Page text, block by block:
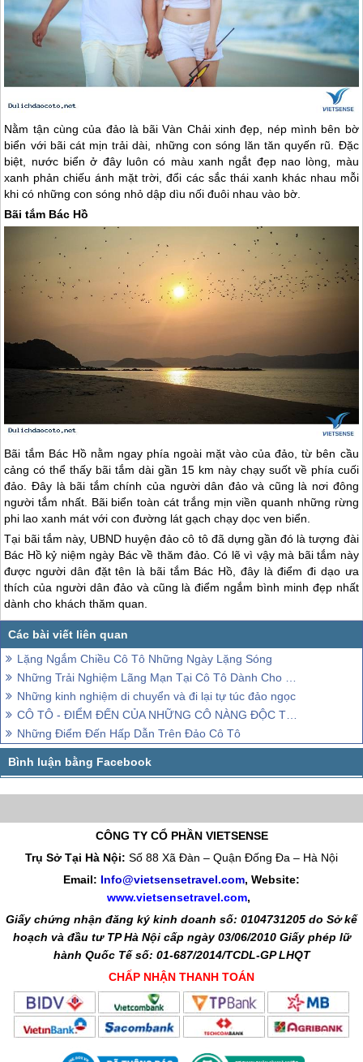
Nằm tận cùng của đảo là bãi Vàn Chải xinh đẹp, nép mình bên bờ
biển với bãi cát mịn trải dài, những con sóng lăn tăn quyến rũ. Đặc
biệt, nước biển ở đây luôn có màu xanh ngắt đẹp nao lòng, màu
xanh phản chiếu ánh mặt trời, đổi các sắc thái xanh khác nhau mỗi
khi có những con sóng nhỏ dập dìu nối đuôi nhau vào bờ.
Bãi tắm Bác Hồ
Bãi tắm Bác Hồ nằm ngay phía ngoài mặt vào của đảo, từ bên cầu
cảng có thể thấy bãi tắm dài gần 15 km này chạy suốt về phía cuối
đảo. Đây là bãi tắm chính của người dân đảo và cũng là nơi đông
người tắm nhất. Bãi biển toàn cát trắng mịn viền quanh những rừng
phi lao xanh mát với con đường lát gạch chạy dọc ven biển.
Tại bãi tắm này, UBND huyệnđảo cô tôđã dựng gần đó là tượng đài
Bác Hồ kỷ niệm ngày Bác về thăm đảo. Có lẽ vì vậy mà bãi tắm này
được người dân đặt tên là bãi tắm Bác Hồ, đây là điểm đi dạo ưa
thích của người dân đảo và cũng là điểm ngắm bình minh đẹp nhất
dành cho khách thăm quan.
Lặng Ngắm Chiều Cô Tô Những Ngày Lặng Sóng
Những Trải Nghiệm Lãng Mạn Tại Cô Tô Dành Cho Các Cặp Đôi
Những kinh nghiệm di chuyển và đi lại tự túc đảo ngọc
CÔ TÔ - ĐIỂM ĐẾN CỦA NHỮNG CÔ NÀNG ĐỘC THÂN KIÊU HÃNH
Những Điểm Đến Hấp Dẫn Trên Đảo Cô Tô
CÔNG TY CỔ PHẦN VIETSENSE
Trụ Sở Tại Hà Nội: Số 88 Xã Đàn – Quận Đống Đa – Hà Nội
Email: Info@vietsensetravel.com, Website:
www.vietsensetravel.com,
Giấy chứng nhận đăng ký kinh doanh số: 0104731205 do Sở kế
hoạch và đầu tư TP Hà Nội cấp ngày 03/06/2010 Giấy phép lữ
hành Quốc Tế số: 01-687/2014/TCDL-GP LHQT
CHẤP NHẬN THANH TOÁN